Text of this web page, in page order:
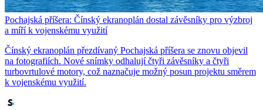
Pochajská příšera: Čínský ekranoplán dostal závěsníky pro výzbroj
a míří k vojenskému využití
Čínský ekranoplán přezdívaný Pochajská příšera se znovu objevil
na fotografiích. Nové snímky odhalují čtyři závěsníky a čtyři
turbovrtulové motory, což naznačuje možný posun projektu směrem
k vojenskému využití.